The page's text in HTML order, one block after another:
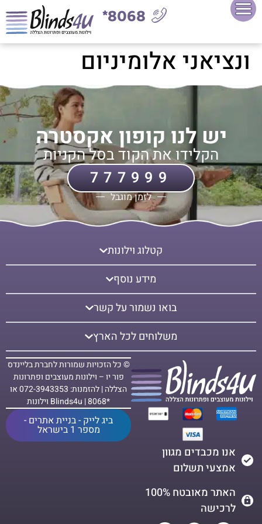
8068*
ונציאני אלומיניום
יש לנו קופון אקסטרה
הקלידו את הקוד בסל הקניות
777999
לזמן מוגבל
אנו מכבדים מגוון
אמצעי תשלום
האתר מאובטח 100%
לרכישה
© כל הזכויות שמורות לחברת בליינדס
פור יו – וילונות מעוצבים ופתרונות
הצללה | להזמנות: 072-3943353 או
*8068 | Blinds4u וילונות
ביג לייק - בניית אתרים -
מספר 1 בישראל
קטלוג וילונות
מידע נוסף
בואו נשמור על קשר
משלוחים לכל הארץ